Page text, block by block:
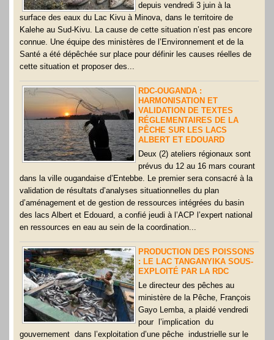
depuis vendredi 3 juin à la
surface des eaux du Lac Kivu à Minova, dans le territoire de
Kalehe au Sud-Kivu. La cause de cette situation n’est pas encore
connue. Une équipe des ministères de l’Environnement et de la
Santé a été dépêchée sur place pour définir les causes réelles de
cette situation et proposer des...
RDC-OUGANDA :
HARMONISATION ET
VALIDATION DE TEXTES
RÉGLEMENTAIRES DE LA
PÊCHE SUR LES LACS
ALBERT ET EDOUARD
Deux (2) ateliers régionaux sont
prévus du 12 au 16 mars courant
dans la ville ougandaise d’Entebbe. Le premier sera consacré à la
validation de résultats d’analyses situationnelles du plan
d’aménagement et de gestion de ressources intégrées du basin
des lacs Albert et Edouard, a confié jeudi à l’ACP l’expert national
en ressources en eau au sein de la coordination...
PRODUCTION DES POISSONS
: LE LAC TANGANYIKA SOUS-
EXPLOITÉ PAR LA RDC
Le directeur des pêches au
ministère de la Pêche, François
Gayo Lemba, a plaidé vendredi
pour l’implication du
gouvernement dans l’exploitation d’une pêche industrielle sur le